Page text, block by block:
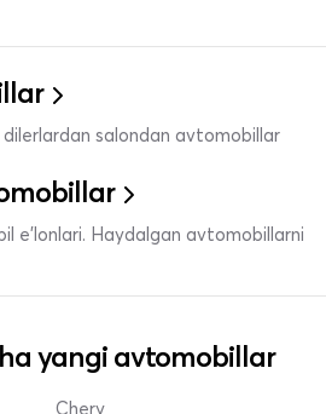
salondan avtomobillar
e’lonlari. Haydalgan avtomobillarni
yangi avtomobillar
Chery